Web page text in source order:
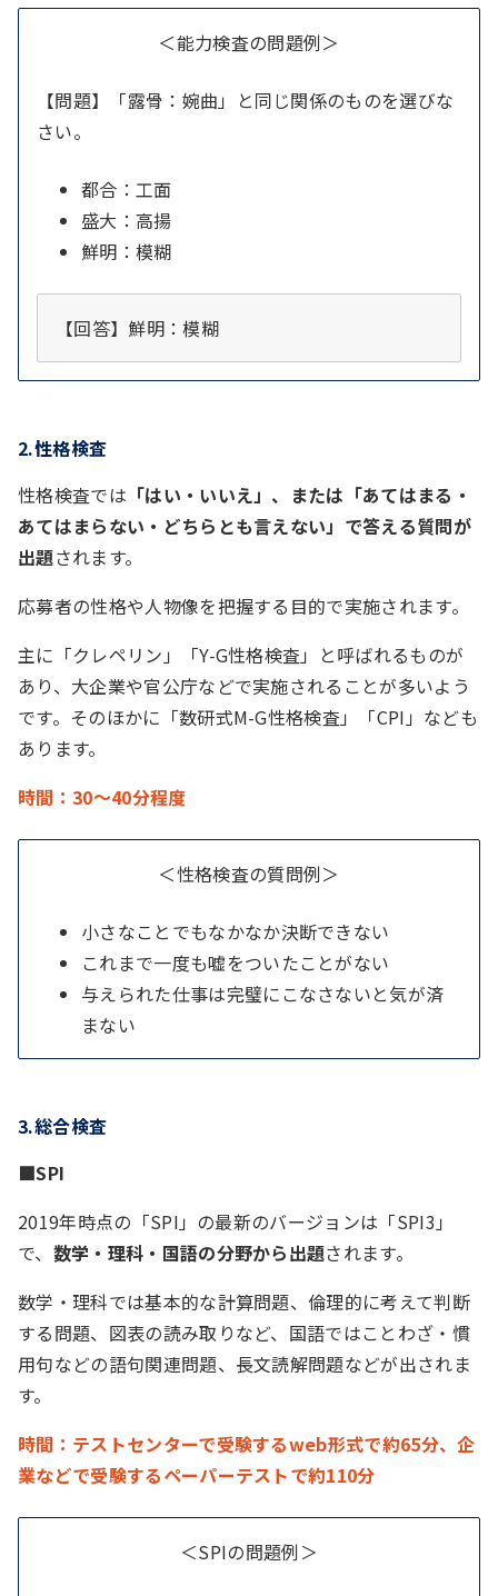
＜能力検査の問題例＞
【問題】「露骨：婉曲」と同じ関係のものを選びな
さい。
都合：工面
盛大：高揚
鮮明：模糊
【回答】鮮明：模糊
2.性格検査
性格検査では 「はい・いいえ」、または「あてはまる・
あてはまらない・どちらとも言えない」で答える質問が
出題されます。
応募者の性格や人物像を把握する目的で実施されます。
主に「クレペリン」「Y-G性格検査」と呼ばれるものが
あり、大企業や官公庁などで実施されることが多いよう
です。そのほかに「数研式M-G性格検査」「CPI」なども
あります。
時間：30～40分程度
＜性格検査の質問例＞
小さなことでもなかなか決断できない
これまで一度も嘘をついたことがない
与えられた仕事は完璧にこなさないと気が済
まない
3.総合検査
■SPI
2019年時点の「SPI」の最新のバージョンは「SPI3」
で、 数学・理科・国語の分野から出題されます。
数学・理科では基本的な計算問題、倫理的に考えて判断
する問題、図表の読み取りなど、国語ではことわざ・慣
用句などの語句関連問題、長文読解問題などが出されま
す。
時間：テストセンターで受験するweb形式で約65分、企
業などで受験するペーパーテストで約110分
＜SPIの問題例＞